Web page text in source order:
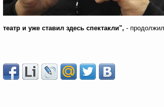
театр и уже ставил здесь спектакли", -